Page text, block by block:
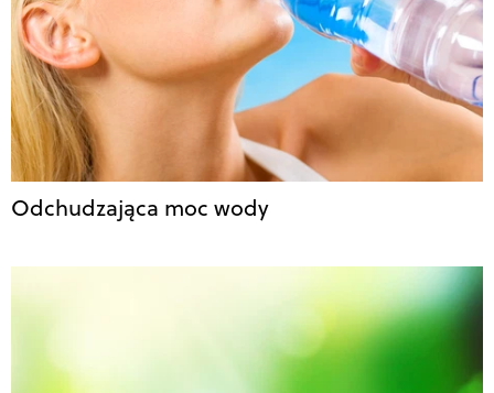
Odchudzająca moc wody